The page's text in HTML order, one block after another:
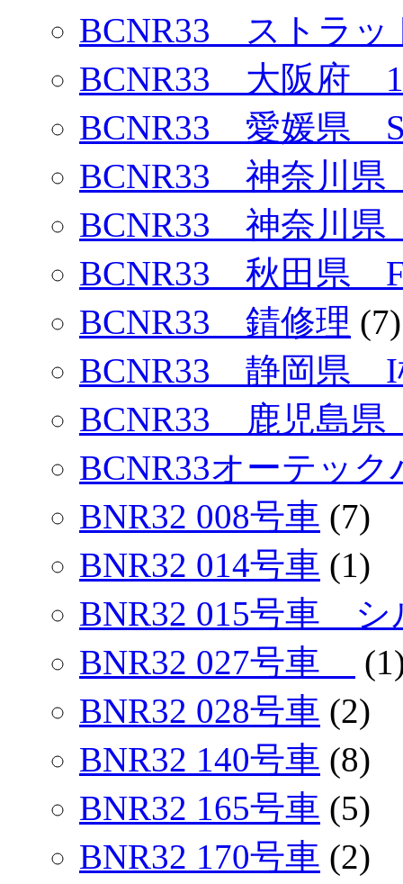
BCNR33 ストラッ
BCNR33 大阪府
BCNR33 愛媛県
BCNR33 神奈川
BCNR33 神奈川
BCNR33 秋田県
BCNR33 錆修理 (7)
BCNR33 静岡県
BCNR33 鹿児島
BCNR33オーテッ
BNR32 008号車 (7)
BNR32 014号車 (1)
BNR32 015号車
BNR32 027号車
BNR32 028号車 (2)
BNR32 140号車 (8)
BNR32 165号車 (5)
BNR32 170号車 (2)